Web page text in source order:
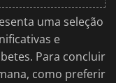
uma seleção
e
Para concluir
como preferir